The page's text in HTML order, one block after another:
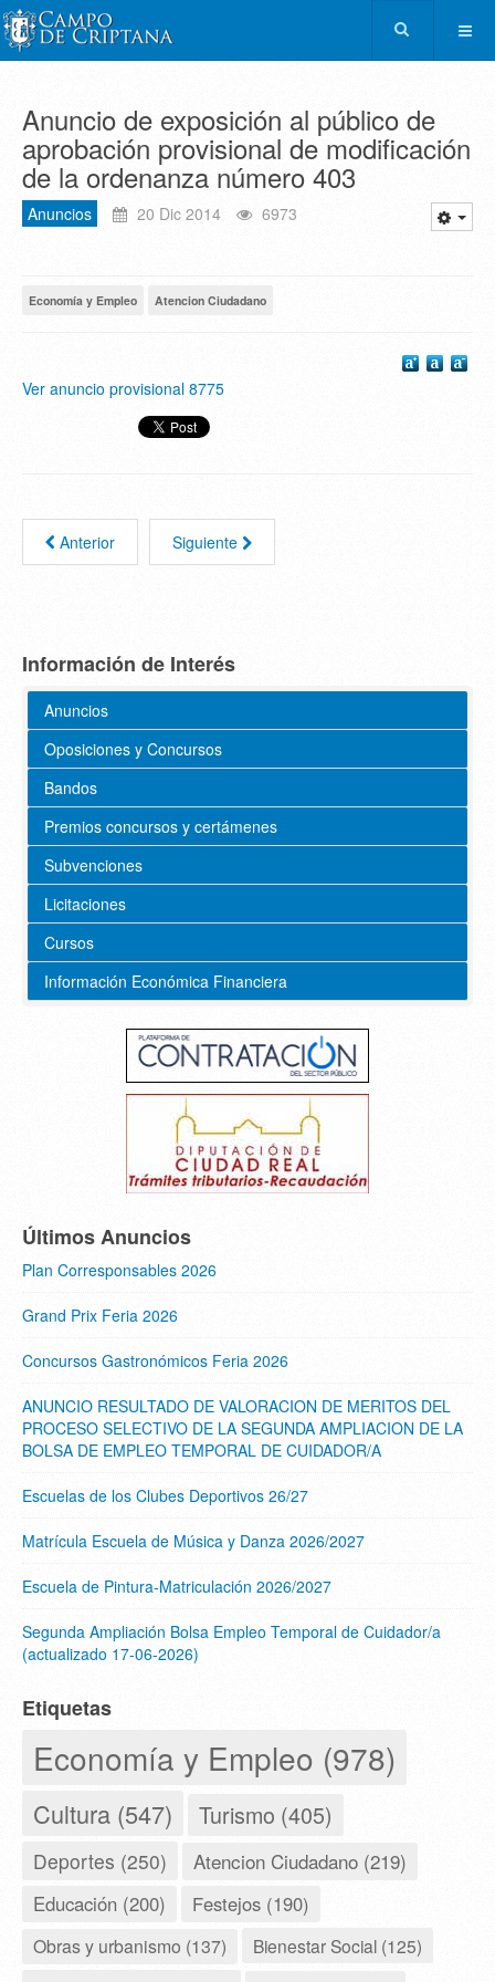
Anuncio de exposición al público de
aprobación provisional de modificación
de la ordenanza número 403
Anuncios 20 Dic 2014 6973
Economía y Empleo Atencion Ciudadano
Ver anuncio provisional 8775
Anterior Siguiente
Información de Interés
Anuncios
Oposiciones y Concursos
Bandos
Premios concursos y certámenes
Subvenciones
Licitaciones
Cursos
Información Económica Financiera
Últimos Anuncios
Plan Corresponsables 2026
Grand Prix Feria 2026
Concursos Gastronómicos Feria 2026
ANUNCIO RESULTADO DE VALORACION DE MERITOS DEL
PROCESO SELECTIVO DE LA SEGUNDA AMPLIACION DE LA
BOLSA DE EMPLEO TEMPORAL DE CUIDADOR/A
Escuelas de los Clubes Deportivos 26/27
Matrícula Escuela de Música y Danza 2026/2027
Escuela de Pintura-Matriculación 2026/2027
Segunda Ampliación Bolsa Empleo Temporal de Cuidador/a
(actualizado 17-06-2026)
Etiquetas
Economía y Empleo (978)
Cultura (547) Turismo (405)
Deportes (250) Atencion Ciudadano (219)
Educación (200) Festejos (190)
Obras y urbanismo (137)
Bienestar Social (125)